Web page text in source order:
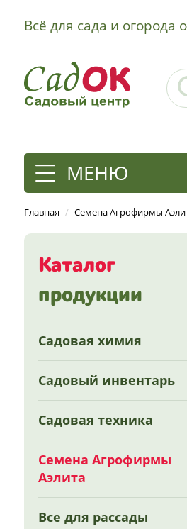
Всё для сада и
МЕНЮ
Главная / Семена Агрофирмы
Каталог
продукции
Садовая химия
Садовый инвентарь
Садовая техника
Семена Агрофирмы
Аэлита
Все для рассады